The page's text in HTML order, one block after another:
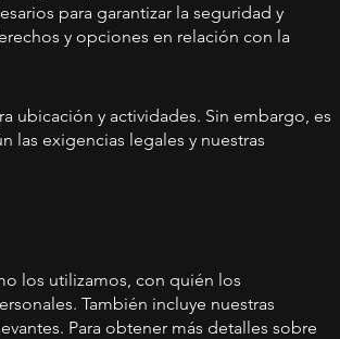
para garantizar la seguridad y
y opciones en relación con la
ubicación y actividades. Sin embargo, es
las exigencias legales y nuestras
los utilizamos, con quién los
También incluye nuestras
Para obtener más detalles sobre